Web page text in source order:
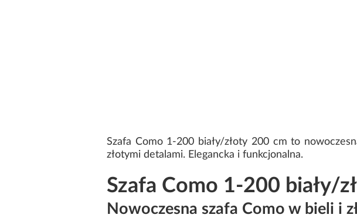
Szafa Como 1-200 biały/złoty 200 cm to
złotymi detalami. Elegancka i funkcjonalna.
Szafa Como 1-200 biały/
Nowoczesna szafa Como w bieli i